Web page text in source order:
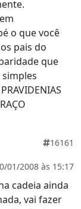
o que você
pais do
que
16161
01/2008 às 15:17
cadeia ainda
vai fazer